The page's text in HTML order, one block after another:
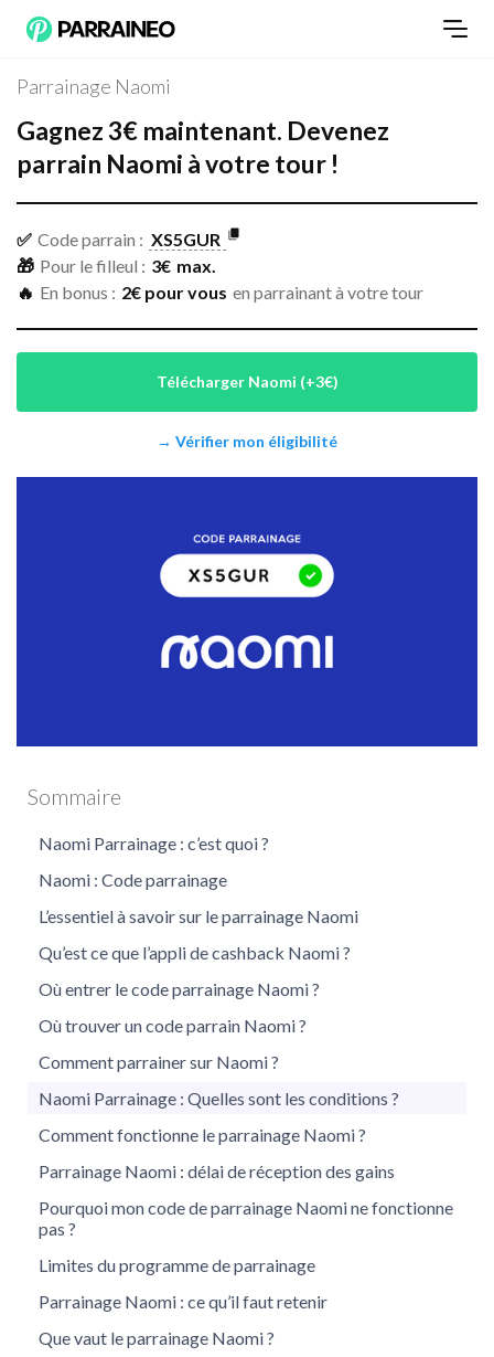
Parrainage Naomi
Gagnez3€ maintenant. Devenez
parrain Naomi à votre tour !
✅ Code parrain : XS5GUR
🎁 Pour le filleul : 3€ max.
🔥 En bonus : 2€ pour vous en parrainant à votre tour
Télécharger Naomi (+3€)
→ Vérifier mon éligibilité
Naomi
Sommaire
Naomi Parrainage : c’est quoi ?
Naomi : Code parrainage
L’essentiel à savoir sur le parrainage Naomi
Qu’est ce que l’appli de cashback Naomi ?
Où entrer le code parrainage Naomi ?
Où trouver un code parrain Naomi ?
Comment parrainer sur Naomi ?
Naomi Parrainage : Quelles sont les conditions ?
Comment fonctionne le parrainage Naomi ?
Parrainage Naomi : délai de réception des gains
Pourquoi mon code de parrainage Naomi ne fonctionne
pas ?
Limites du programme de parrainage
Parrainage Naomi : ce qu’il faut retenir
Que vaut le parrainage Naomi ?